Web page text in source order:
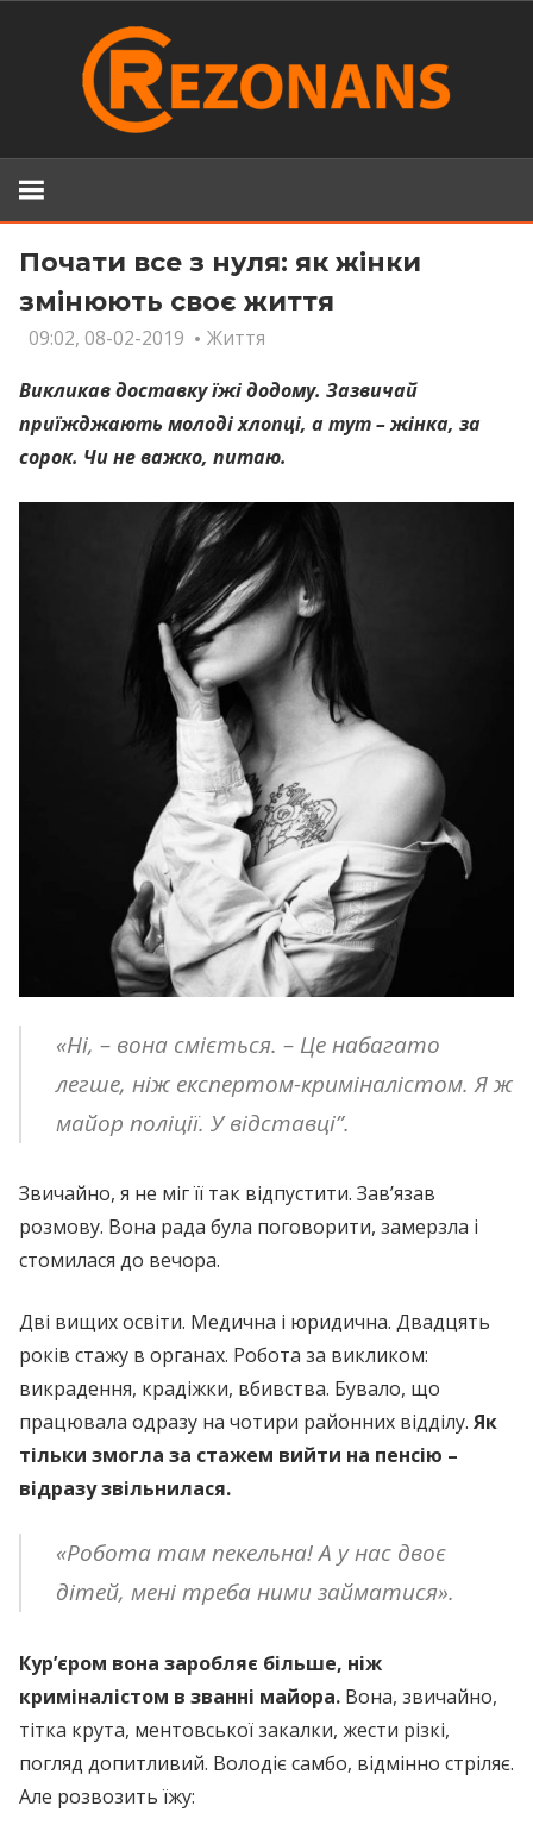
Почати все з нуля: як жінки
змінюють своє життя
09:02, 08-02-2019
Життя
Викликав доставку їжі додому. Зазвичай
приїжджають молоді хлопці, а тут – жінка, за
сорок. Чи не важко, питаю.
«Ні, – вона сміється. – Це набагато
легше, ніж експертом-криміналістом. Я ж
майор поліції. У відставці”.
Звичайно, я не міг її так відпустити. Зав’язав
розмову. Вона рада була поговорити, замерзла і
стомилася до вечора.
Дві вищих освіти. Медична і юридична. Двадцять
років стажу в органах. Робота за викликом:
викрадення, крадіжки, вбивства. Бувало, що
працювала одразу на чотири районних відділу. Як
тільки змогла за стажем вийти на пенсію –
відразу звільнилася.
«Робота там пекельна! А у нас двоє
дітей, мені треба ними займатися».
Кур’єром вона заробляє більше, ніж
криміналістом в званні майора. Вона, звичайно,
тітка крута, ментовської закалки, жести різкі,
погляд допитливий. Володіє самбо, відмінно стріляє.
Але розвозить їжу: